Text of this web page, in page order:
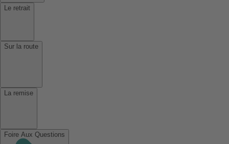
Le retrait
Sur la route
La remise
Foire Aux Questions